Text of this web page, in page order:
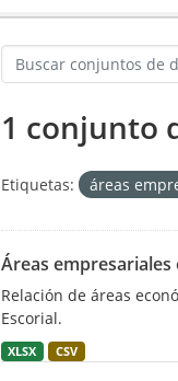
1 conjunto
Etiquetas: áreas
Áreas
Relación de áreas
Escorial.
XLSX CSV